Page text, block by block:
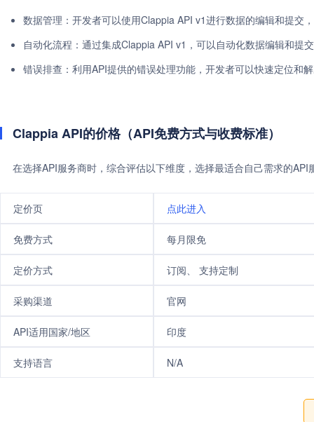
数据管理：开发者可以使用Clappia API v1进行数据的编辑和提交
自动化流程：通过集成Clappia API v1，可以自动化数据编辑和提
错误排查：利用API提供的错误处理功能，开发者可以快速定位和
Clappia API的价格（API免费方式与收费标准）
在选择API服务商时，综合评估以下维度，选择最适合自己需求的
定价页 点此进入
免费方式 每月限免
定价方式 订阅、 支持定制
采购渠道 官网
API适用国家/地区 印度
支持语言 N/A